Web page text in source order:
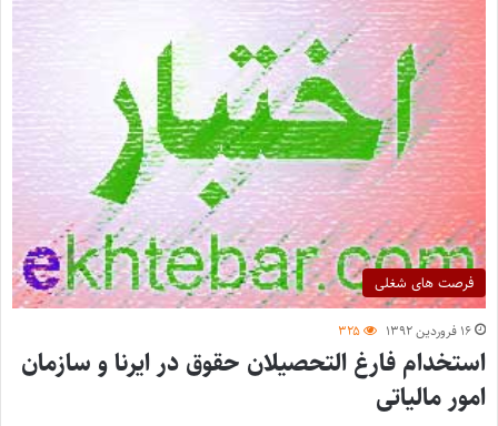
فرصت های شغلی
۱۶ فروردین ۱۳۹۲ ۳۲۵
استخدام فارغ التحصیلان حقوق در ایرنا و سازمان
امور مالیاتی